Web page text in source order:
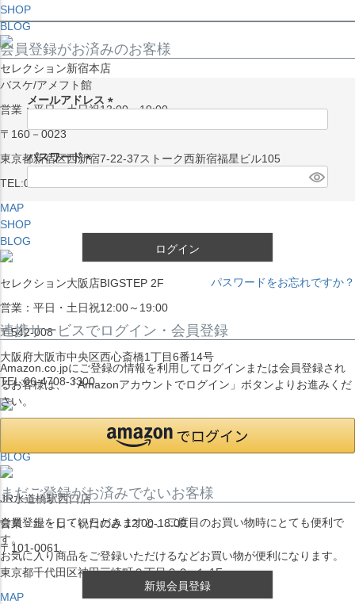
SHOP
BLOG
セレクション新宿本店
バスケ/アメフト館
営業：平日・土日祝13:00～19:00
〒160－0023
東京都新宿区西新宿7-22-37ストーク西新宿福星ビル105
TEL:03-5338-7231
MAP
SHOP
BLOG
セレクション大阪店BIGSTEP 2F
営業：平日・土日祝12:00～19:00
〒542-008
大阪府大阪市中央区西心斎橋1丁目6番14号
TEL:06-4708-3300
MAP
BLOG
JR水道橋駅西口店
営業：土・日・祝日のみ 12:00-18:00
〒101-0061
東京都千代田区神田三崎町２丁目２２−１ 1F
MAP
会員登録がお済みのお客様
メールアドレス
須
)
パスワード
ログイン
パスワードをお忘れですか？
連携サービスでログイン・会員登録
Amazon.co.jpにご登録の情報を利用してログインまたは会員登録され
るお客様は、「Amazonアカウントでログイン」ボタンよりお進みくだ
さい。
まだご登録がお済みでないお客様
会員登録をしていただきますと、二度目のお買い物時にとても便利で
す。
お気に入り商品をご登録いただけるなどお買い物が便利になります。
新規会員登録